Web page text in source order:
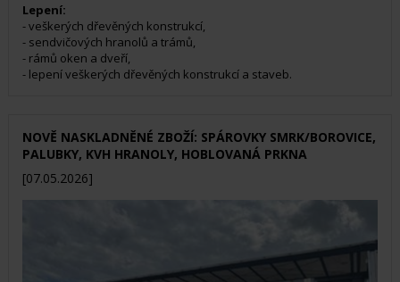
Lepení:
- veškerých dřevěných konstrukcí,
- sendvičových hranolů a trámů,
- rámů oken a dveří,
- lepení veškerých dřevěných konstrukcí a staveb.
NOVĚ NASKLADNĚNÉ ZBOŽÍ: SPÁROVKY SMRK/BOROVICE,
PALUBKY, KVH HRANOLY, HOBLOVANÁ PRKNA
[07.05.2026]